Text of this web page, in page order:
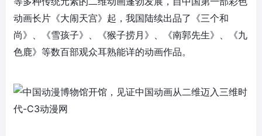
动画长片《大闹天宫》起，我国陆续出品了《三个和
尚》、《雪孩子》、《猴子捞月》、《南郭先生》、《九
色鹿》等数百部观众耳熟能详的动画作品。